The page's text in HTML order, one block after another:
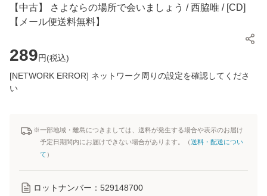
【中古】 さよならの場所で会いましょう / 西脇唯 / [CD]
【メール便送料無料】
289円(税込)
[NETWORK ERROR] ネットワーク周りの設定を確認してくださ
い
※一部地域・離島につきましては、送料が発生する場合や表示のお届け
予定日期間内にお届けできない場合があります。（送料・配送につい
て ）
ロットナンバー： 529148700